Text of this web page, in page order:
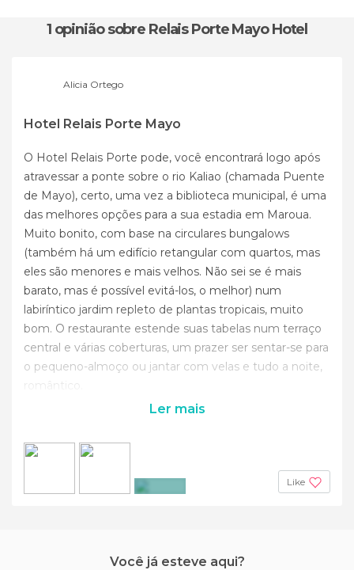
1 opiniãosobre Relais Porte Mayo Hotel
Alicia Ortego
Hotel Relais Porte Mayo
O Hotel Relais Porte pode, você encontrará logo após
atravessar a ponte sobre o rio Kaliao (chamada Puente
de Mayo), certo, uma vez a biblioteca municipal, é uma
das melhores opções para a sua estadia em Maroua.
Muito bonito, com base na circulares bungalows
(também há um edifício retangular com quartos, mas
eles são menores e mais velhos. Não sei se é mais
barato, mas é possível evitá-los, o melhor) num
labiríntico jardim repleto de plantas tropicais, muito
bom. O restaurante estende suas tabelas num terraço
central e várias coberturas, um prazer ser sentar-se para
o pequeno-almoço ou jantar com velas e tudo a noite,
romântico.
Ler mais
Like
Você já esteve aqui?